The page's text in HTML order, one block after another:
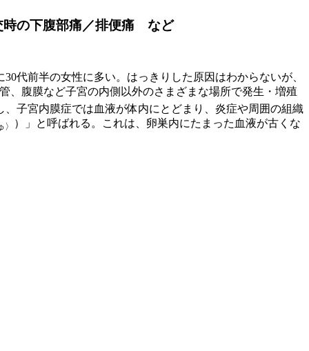
時の下腹部痛／排便痛 など
代前半の女性に多い。はっきりした原因はわからないが、
、腹膜など子宮の内側以外のさまざまな場所で発生・増殖
子宮内膜症では血液が体内にとどまり、炎症や周囲の組織
）」と呼ばれる。これは、卵巣内にたまった血液が古くな